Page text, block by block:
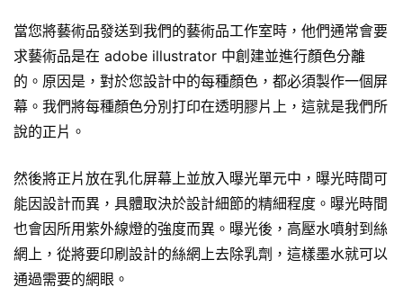
當您將藝術品發送到我們的藝術品工作室時，他們通常會要
求藝術品是在 adobe illustrator 中創建並進行顏色分離
的。原因是，對於您設計中的每種顏色，都必須製作一個屏
幕。我們將每種顏色分別打印在​​透明膠片上，這就是我們所
說的正片。
然後將正片放在乳化屏幕上並放入曝光單元中，曝光時間可
能因設計而異，具體取決於設計細節的精細程度。曝光時間
也會因所用紫外線燈的強度而異。曝光後，高壓水噴射到絲
網上，從將要印刷設計的絲網上去除乳劑，這樣墨水就可以
通過需要的網眼。